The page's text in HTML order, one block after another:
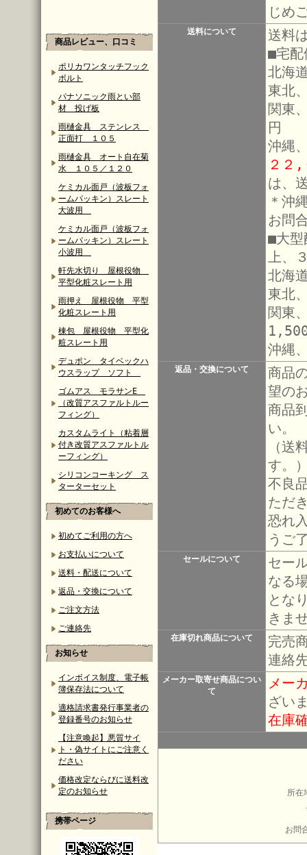
商品レビュー、口コミ
ポリカワンタッチフック
ボルト
パナソニック雨とい部
材 投げ板
雨樋金具 ステンレス
正面打 １０５
雨樋金具 オート自在菊
水 １０５／１２０
ケミカル面戸（波板フォ
ームパッキン）スレート
大波用
ケミカル面戸（波板フォ
ームパッキン）スレート
小波用
軒先水切り 屋根役物
平型化粧スレート用
雨押え 屋根役物 平型
化粧スレート用
棟包 屋根役物 平型化
粧スレート用
デュポン タイベックハ
ウスラップ ソフト
ゴムアス モラサンE
（改質アスファルトルー
フィング）
カスタムライト（粘着層
付き改質アスファルトル
ーフィング）
シリコンコーキング ス
ターターセット
初めてのお客様へ
初めてご利用の方へ
お支払いについて
送料・配送について
返品・交換について
ご注文方法
ご連絡先
お知らせ
インボイス制度、電子帳
簿保存法について
適格請求書発行事業者の
登録番号のお知らせ
【注意喚起】悪質サイ
ト・偽サイトにご注意く
ださい
価格改定ならびに送料改
定のお知らせ
携帯ページ
じめ
送料について
送料
■宅配
北海
東北
関東
円
沖縄
２２,
は、
＊沖
お問
■大
上、
北海
東北
関東
沖縄
返品・交換について
商品
望の
商品
い。
（送
す。
不良
ただ
恐れ
うご
セールについて
セー
なる
とな
きま
在庫切れ商品について
完売
連絡
メーカー取寄せ商品につい
て
メー
ざい
在庫
所在
お問